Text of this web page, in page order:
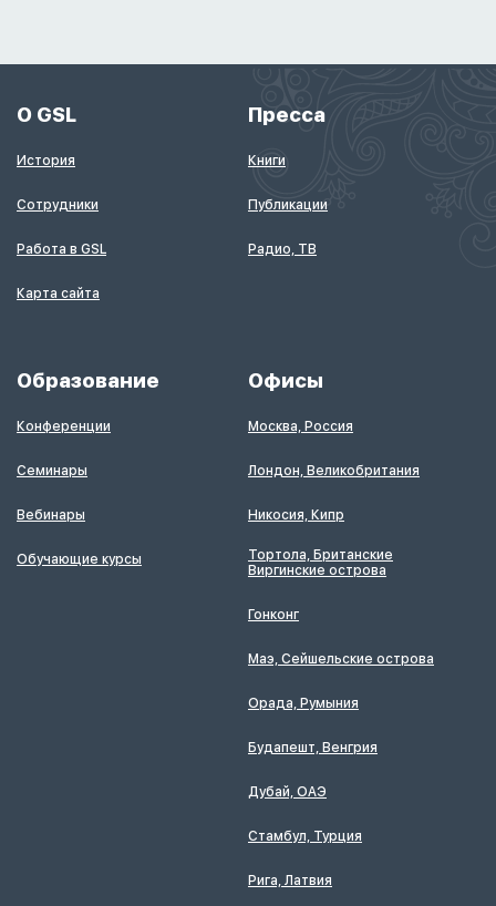
О GSL
История
Сотрудники
Работа в GSL
Карта сайта
Пресса
Книги
Публикации
Радио, ТВ
Образование
Конференции
Семинары
Вебинары
Обучающие курсы
Офисы
Москва, Россия
Лондон, Великобритания
Никосия, Кипр
Тортола, Британские
Виргинские острова
Гонконг
Маэ, Сейшельские острова
Орада, Румыния
Будапешт, Венгрия
Дубай, ОАЭ
Стамбул, Турция
Рига, Латвия